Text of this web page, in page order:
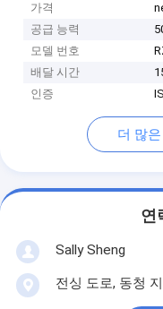
가격
공급 능력
모델 번호
배달 시간
인증
더 많
연
Sally Sheng
전싱 도로, 동청